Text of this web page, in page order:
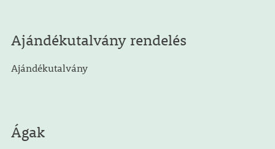
Ajándékutalvány rendelés
Ajándékutalvány
Ágak